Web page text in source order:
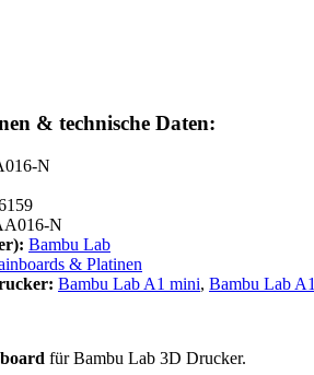
& technische Daten:
N
N
Bambu Lab
& Platinen
Bambu Lab A1 mini, Bambu Lab A1
für Bambu Lab 3D Drucker.